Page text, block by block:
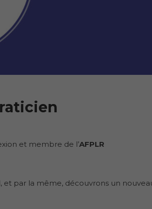
et membre de l’AFPLR
par la même, découvrons un